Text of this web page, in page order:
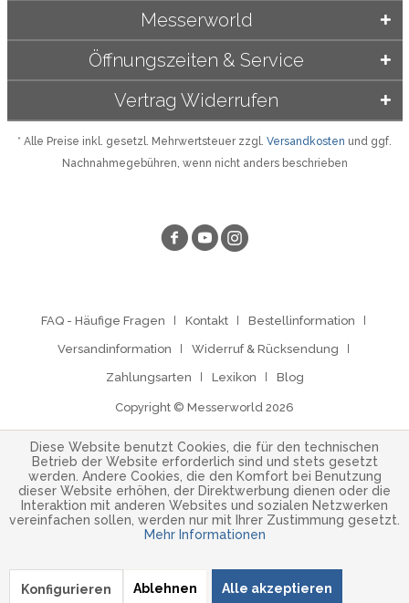
Öffnungszeiten & Service
Messerworld
Vertrag Widerrufen
* Alle Preise inkl. gesetzl. Mehrwertsteuer zzgl. Versandkosten und ggf.
Nachnahmegebühren, wenn nicht anders beschrieben
FAQ - Häufige Fragen Kontakt Bestellinformation
Versandinformation Widerruf & Rücksendung
Zahlungsarten Lexikon Blog
Copyright © Messerworld 2026
Diese Website benutzt Cookies, die für den technischen
Betrieb der Website erforderlich sind und stets gesetzt
werden. Andere Cookies, die den Komfort bei Benutzung
dieser Website erhöhen, der Direktwerbung dienen oder die
Interaktion mit anderen Websites und sozialen Netzwerken
vereinfachen sollen, werden nur mit Ihrer Zustimmung gesetzt.
Mehr Informationen
Ablehnen Alle akzeptieren
Konfigurieren